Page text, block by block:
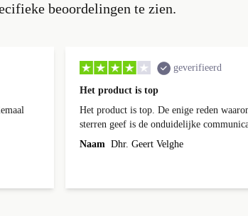
beoordelingen te zien.
geverifieerd
Het product is top
Het product is top. De enige reden
sterren geef is de onduidelijke
levering.
Naam Dhr. Geert Velghe